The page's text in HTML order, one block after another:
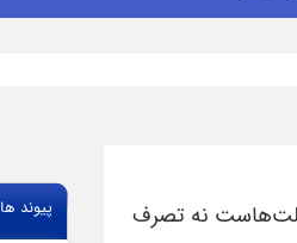
ملت‌هاست نه تصرف پیوند ها